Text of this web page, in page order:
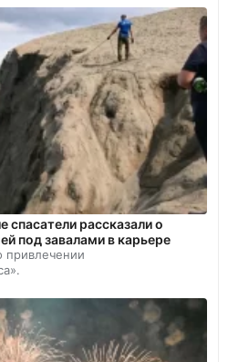
спасатели рассказали о
под завалами в карьере
привлечении